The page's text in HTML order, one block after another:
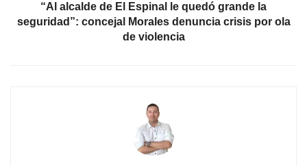
“Al alcalde de El Espinal le quedó grande la
seguridad”: concejal Morales denuncia crisis por ola
de violencia